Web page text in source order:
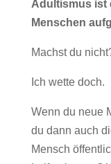
Adultismus ist
Menschen
Machst du
Ich wette doch.
Wenn du neue
du dann auch
Mensch